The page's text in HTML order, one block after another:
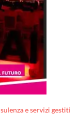
e servizi gestiti